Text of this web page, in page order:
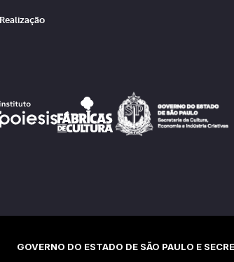
Realização
GOVERNO DO ESTADO DE SÃO PAULO E